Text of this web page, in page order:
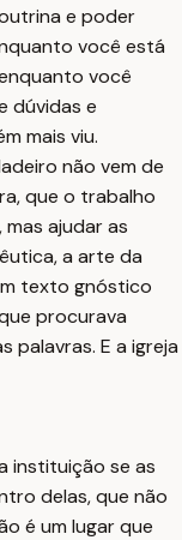
e poder
você está
você
dúvidas e
mais viu.
não vem de
que o trabalho
ajudar as
a arte da
texto gnóstico
procurava
palavras. E a igreja
instituição se as
delas, que não
é um lugar que